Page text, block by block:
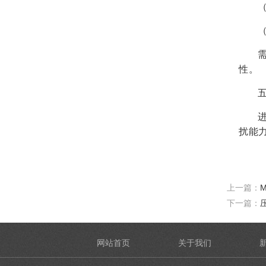
性。
扰能
上一篇：
下一篇：
网站首页 关于我们